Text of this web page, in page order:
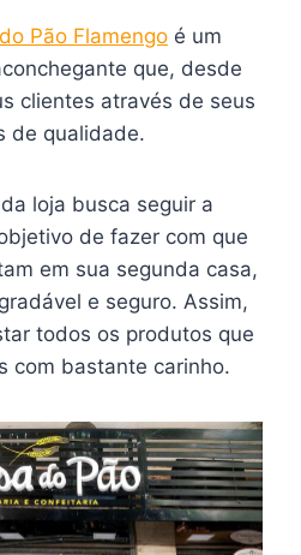
Pão Flamengo é um
que, desde
clientes através de seus
de qualidade.
loja busca seguir a
de fazer com que
em sua segunda casa,
e seguro. Assim,
todos os produtos que
com bastante carinho.